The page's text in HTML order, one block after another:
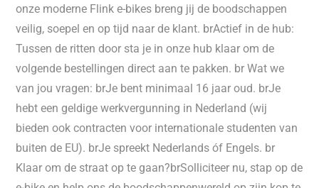
onze moderne Flink e-bikes breng jij de boodschappen
veilig, soepel en op tijd naar de klant. brActief in de hub:
Tussen de ritten door sta je in onze hub klaar om de
volgende bestellingen direct aan te pakken. br Wat we
van jou vragen: brJe bent minimaal 16 jaar oud. brJe
hebt een geldige werkvergunning in Nederland (wij
bieden ook contracten voor internationale studenten van
buiten de EU). brJe spreekt Nederlands óf Engels. br
Klaar om de straat op te gaan?brSolliciteer nu, stap op de